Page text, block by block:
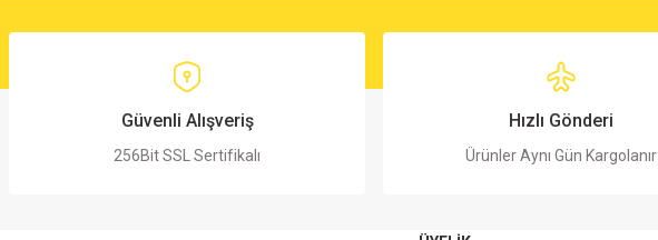
Güvenli Alışveriş
256Bit SSL Sertifikalı
Hızlı Gönderi
Ürünler Aynı Gün Kargolanır